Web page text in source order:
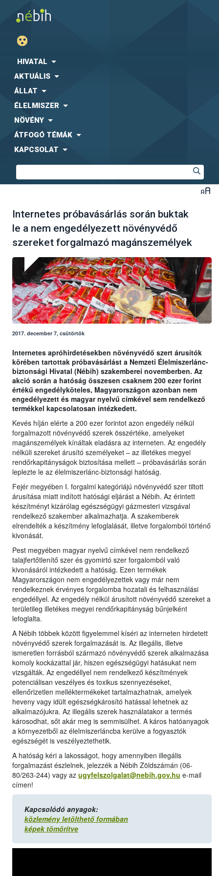
HIVATAL
AKTUÁLIS
ÁLLAT
ÉLELMISZER
NÖVÉNY
ÁTFOGÓ TÉMÁK
KAPCSOLAT
Internetes próbavásárlás során buktak
le a nem engedélyezett növényvédő
szereket forgalmazó magánszemélyek
2017. december 7, csütörtök
Internetes apróhirdetésekben növényvédő szert árusítók
körében tartottak próbavásárlást a Nemzeti Élelmiszerlánc-
biztonsági Hivatal (Nébih) szakemberei novemberben. Az
akció során a hatóság összesen csaknem 200 ezer forint
értékű engedélyköteles, Magyarországon azonban nem
engedélyezett és magyar nyelvű címkével sem rendelkező
termékkel kapcsolatosan intézkedett.
Kevés híján elérte a 200 ezer forintot azon engedély nélkül
forgalmazott növényvédő szerek összértéke, amelyeket
magánszemélyek kínáltak eladásra az interneten. Az engedély
nélküli szereket árusító személyeket – az illetékes megyei
rendőrkapitányságok biztosítása mellett – próbavásárlás során
leplezte le az élelmiszerlánc-biztonsági hatóság.
Fejér megyében I. forgalmi kategóriájú növényvédő szer tiltott
árusítása miatt indított hatósági eljárást a Nébih. Az érintett
készítményt kizárólag egészségügyi gázmesteri vizsgával
rendelkező szakember alkalmazhatja. A szakemberek
elrendelték a készítmény lefoglalását, illetve forgalomból történő
kivonását.
Pest megyében magyar nyelvű címkével nem rendelkező
talajfertőtlenítő szer és gyomirtó szer forgalomból való
kivonásáról intézkedett a hatóság. Ezen termékek
Magyarországon nem engedélyezettek vagy már nem
rendelkeznek érvényes forgalomba hozatali és felhasználási
engedéllyel. Az engedély nélkül árusított növényvédő szereket a
területileg illetékes megyei rendőrkapitányság bűnjelként
lefoglalta.
A Nébih többek között figyelemmel kíséri az interneten hirdetett
növényvédő szerek forgalmazását is. Az illegális, illetve
ismeretlen forrásból származó növényvédő szerek alkalmazása
komoly kockázattal jár, hiszen egészségügyi hatásukat nem
vizsgálták. Az engedéllyel nem rendelkező készítmények
potenciálisan veszélyes és toxikus szennyezéseket,
ellenőrizetlen melléktermékeket tartalmazhatnak, amelyek
heveny vagy idült egészségkárosító hatással lehetnek az
alkalmazójukra. Az illegális szerek használatakor a termés
károsodhat, sőt akár meg is semmisülhet. A káros hatóanyagok
a környezetből az élelmiszerláncba kerülve a fogyasztók
egészségét is veszélyeztethetik.
A hatóság kéri a lakosságot, hogy amennyiben illegális
forgalmazást észlelnek, jelezzék a Nébih Zöldszámán (06-
80/263-244) vagy az ugyfelszolgalat@nebih.gov.hu e-mail
címen!
Kapcsolódó anyagok:
közlemény letölthető formában
képek tömörítve